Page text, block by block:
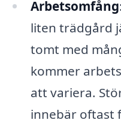
Arbetsomfång
liten trädgård
tomt med
kommer
att variera.
innebär oftast